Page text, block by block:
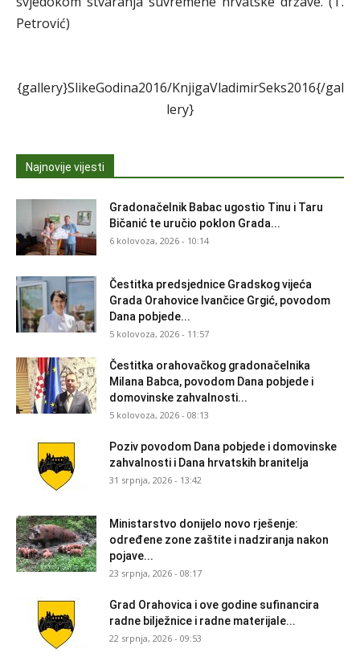
Petrović)
{gallery}SlikeGodina2016/KnjigaVladimirSeks2016{/gal
lery}
Najnovije vijesti
Gradonačelnik Babac ugostio Tinu i Taru
Bičanić te uručio poklon Grada...
6 kolovoza, 2026 - 10:14
Čestitka predsjednice Gradskog vijeća
Grada Orahovice Ivančice Grgić, povodom
Dana pobjede...
5 kolovoza, 2026 - 11:57
Čestitka orahovačkog gradonačelnika
Milana Babca, povodom Dana pobjede i
domovinske zahvalnosti...
5 kolovoza, 2026 - 08:13
Poziv povodom Dana pobjede i domovinske
zahvalnosti i Dana hrvatskih branitelja
31 srpnja, 2026 - 13:42
Ministarstvo donijelo novo rješenje:
određene zone zaštite i nadziranja nakon
pojave...
23 srpnja, 2026 - 08:17
Grad Orahovica i ove godine sufinancira
radne bilježnice i radne materijale...
22 srpnja, 2026 - 09:53